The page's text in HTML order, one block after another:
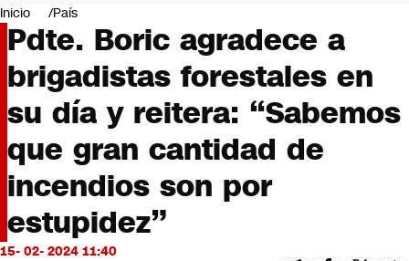
Negocios
Deportes
Programas completos
Cultura
Servicios
Bits
CNN tiempo
Futuro 360
Opinión
Inicio País
Pdte. Boric agradece a
brigadistas forestales en
su día y reitera: “Sabemos
que gran cantidad de
incendios son por
estupidez”
15- 02- 2024 11:40